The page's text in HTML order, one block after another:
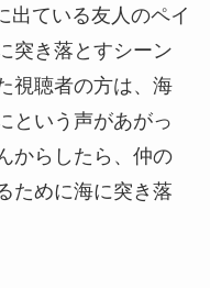
出ている友人のペイ
突き落とすシーン
視聴者の方は、海
という声があがっ
からしたら、仲の
ために海に突き落